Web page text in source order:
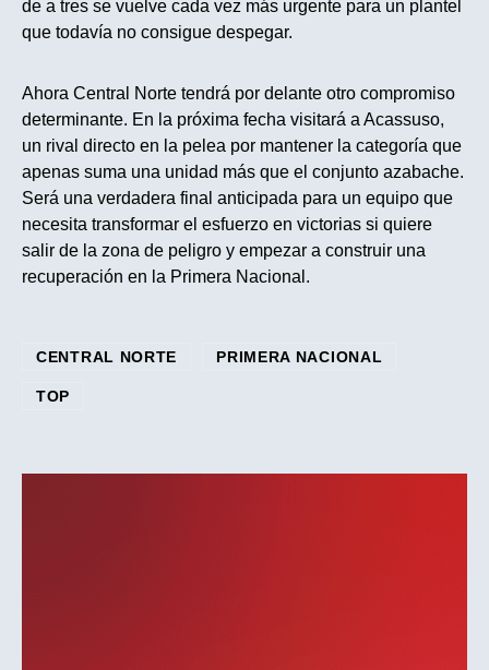
de a tres se vuelve cada vez más urgente para un plantel
que todavía no consigue despegar.
Ahora Central Norte tendrá por delante otro compromiso
determinante. En la próxima fecha visitará a Acassuso,
un rival directo en la pelea por mantener la categoría que
apenas suma una unidad más que el conjunto azabache.
Será una verdadera final anticipada para un equipo que
necesita transformar el esfuerzo en victorias si quiere
salir de la zona de peligro y empezar a construir una
recuperación en la Primera Nacional.
CENTRAL NORTE PRIMERA NACIONAL
TOP